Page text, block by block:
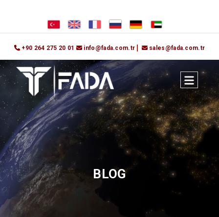
+90 264 275 20 01 info@fada.com.tr sales@fada.com.tr
BLOG